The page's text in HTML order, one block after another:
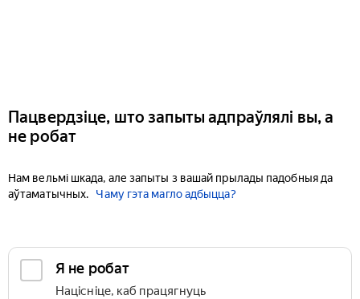
Пацвердзіце, што запыты адпраўлялі вы, а
не робат
Нам вельмі шкада, але запыты з вашай прылады падобныя да
аўтаматычных.
Чаму гэта магло адбыцца?
Я не робат
Націсніце, каб працягнуць